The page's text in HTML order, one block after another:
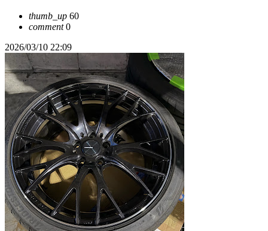
thumb_up 60
comment0
2026/03/10 22:09